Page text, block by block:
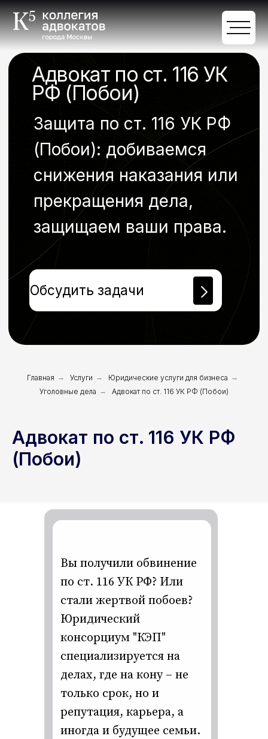
Обсудить задачи
Адвокат по ст. 116 УК
РФ (Побои)
Защита по ст. 116 УК РФ
(Побои): добиваемся
снижения наказания или
прекращения дела,
защищаем ваши права.
Главная → Услуги → Юридические услуги для бизнеса →
Уголовные дела → Адвокат по ст. 116 УК РФ (Побои)
Адвокат по ст. 116 УК РФ
(Побои)
Вы получили обвинение
по ст. 116 УК РФ? Или
стали жертвой побоев?
Юридический
консорциум "КЭП"
специализируется на
делах, где на кону – не
только срок, но и
репутация, карьера, а
иногда и будущее семьи.